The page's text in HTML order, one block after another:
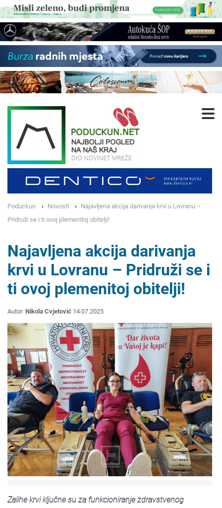
Poduckun Novosti
Najavljena akcija darivanja krvi u Lovranu –
Pridruži se i ti ovoj plemenitoj obitelji!
Najavljena akcija darivanja
krvi u Lovranu – Pridruži se i
ti ovoj plemenitoj obitelji!
Autor: Nikola Cvjetović 14.07.2025
Zalihe krvi ključne su za funkcioniranje zdravstvenog